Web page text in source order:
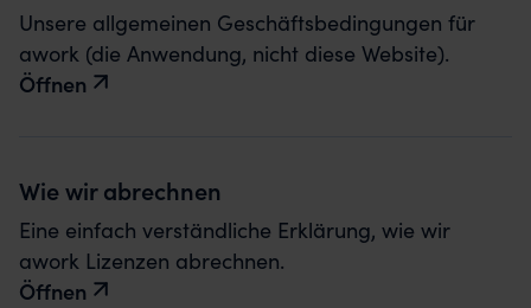
Unsere allgemeinen Geschäftsbedingungen für
awork (die Anwendung, nicht diese Website).
Öffnen
Wie wir abrechnen
Eine einfach verständliche Erklärung, wie wir
awork Lizenzen abrechnen.
Öffnen